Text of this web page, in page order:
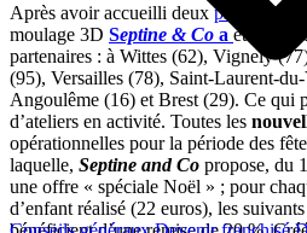
Après avoir accueilli deuxpremiers
moulage 3D Septine & Co a été
partenaires : à Wittes (62), Vignely
(95), Versailles (78), Saint-Laurent-
Angoulême (16) et Brest (29). Ce qui
d’ateliers en activité. Toutes les
opérationnelles pour la période des
laquelle, Septine and Co propose, du
une offre « spéciale Noël » ; pour
d’enfant réalisé (22 euros), les